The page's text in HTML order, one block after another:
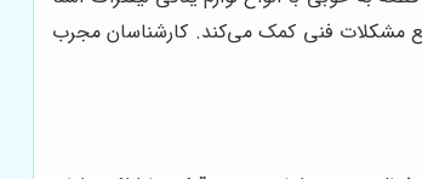
مشکلات فنی کمک می‌کند. کارشناسان مجرب